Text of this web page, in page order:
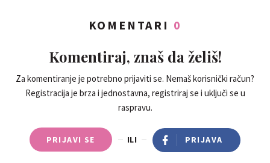
KOMENTARI 0
Komentiraj, znaš da želiš!
Za komentiranje je potrebno prijaviti se. Nemaš korisnički račun?
Registracija je brza i jednostavna, registriraj se i uključi se u
raspravu.
PRIJAVI SE ILI PRIJAVA